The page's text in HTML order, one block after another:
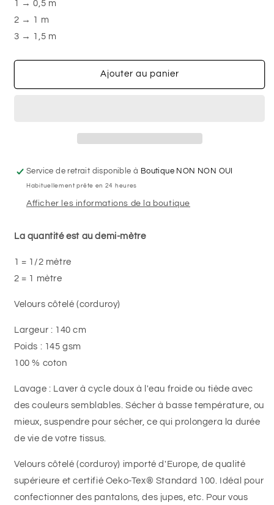
-
Velours
(corduroy)
1 → 0,5 m
2 → 1 m
3 → 1,5 m
Ajouter au panier
Service de retrait disponible à Boutique NON NON OUI
Habituellement prête en 24 heures
Afficher les informations de la boutique
La quantité est au demi-mètre
1 = 1/2 mètre
2 = 1 mètre
Velours côtelé (corduroy)
Largeur : 140 cm
Poids : 145 gsm
100 % coton
Lavage : Laver à cycle doux à l'eau froide ou tiède avec
des couleurs semblables. Sécher à basse température, ou
mieux, suspendre pour sécher, ce qui prolongera la durée
de vie de votre tissus.
Velours côtelé (corduroy) importé d'Europe, de qualité
supérieure et certifié Oeko-Tex® Standard 100. Idéal pour
confectionner des pantalons, des jupes, etc. Pour vous